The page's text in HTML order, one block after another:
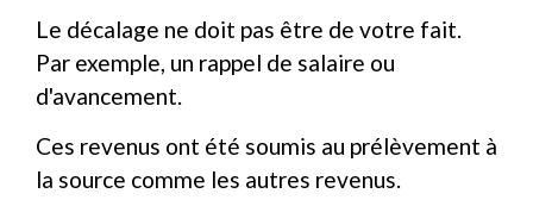
Le décalage ne doit pas être de votre fait.
Par exemple, un rappel de salaire ou
d'avancement.
Ces revenus ont été soumis au prélèvement à
la source comme les autres revenus.